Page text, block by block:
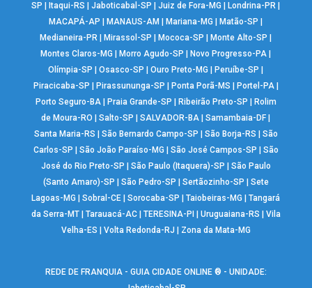
SP
Itaqui-RS |Jaboticabal-SP |Juiz de Fora-MG Londrina-PR
MACAPÁ-AP
MANAUS-AM Mariana-MG Matão-SP
Medianeira-PR
Mirassol-SP Mococa-SP Monte Alto-SP
Montes Claros-MG
Morro Agudo-SP Novo Progresso-PA
Olímpia-SP
|Osasco-SP |Ouro Preto-MG Peruíbe-SP
Piracicaba-SP
Pirassununga-SP Ponta Porã-MS Portel-PA|
Porto Seguro-BA| Praia Grande-SP Ribeirão Preto-SP
Rolim
de Moura-RO
|Salto-SP |SALVADOR-BA |Samambaia-DF
Santa Maria-RS
São Bernardo Campo-SP São Borja-RS
São
Carlos-SP
São João Paraíso-MG São José Campos-SP
São
José do Rio Preto-SP
São Paulo (Itaquera)-SP
São Paulo
(Santo Amaro)-SP
São Pedro-SP Sertãozinho-SP
Sete
Lagoas-MG
|Sobral-CE |Sorocaba-SP |Taiobeiras-MG |Tangará
da Serra-MT| Tarauacá-AC| TERESINA-PI Uruguaiana-RS
Vila
Velha-ES
Volta Redonda-RJ Zona da Mata-MG
REDE DE FRANQUIA - GUIA CIDADE ONLINE ® - UNIDADE: